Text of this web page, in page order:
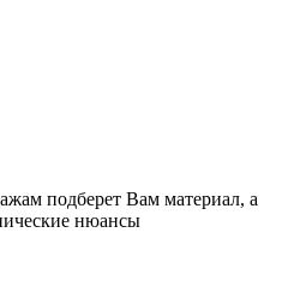
подберет Вам материал, а
нюансы